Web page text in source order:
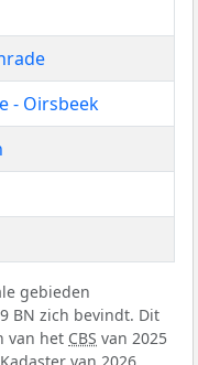
- Oirsbeek
gebieden
BN zich bevindt. Dit
van het CBS van 2025